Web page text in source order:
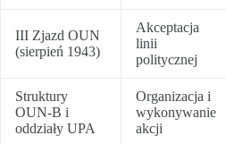
III Zjazd OUN
(sierpień 1943)
Akceptacja
linii
politycznej
Struktury
OUN-B i
oddziały UPA
Organizacja i
wykonywanie
akcji